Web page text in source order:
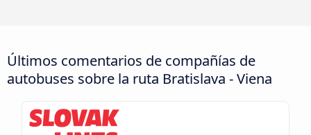
Últimos comentarios de compañías de
autobuses sobre la ruta Bratislava - Viena